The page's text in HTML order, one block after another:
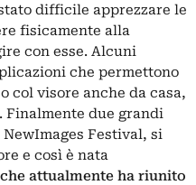
difficile apprezzare le
fisicamente alla
con esse. Alcuni
che permettono
col visore anche da casa,
Finalmente due grandi
Festival, si
e così è nata
attualmente ha riunito